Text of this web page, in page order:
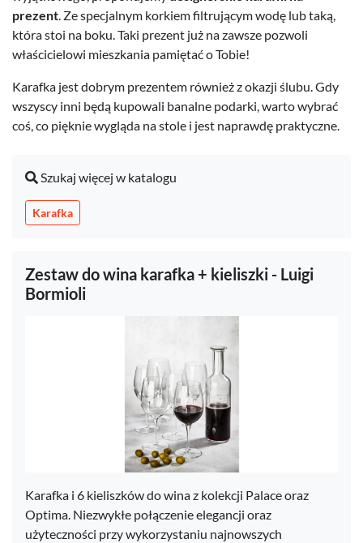
prezent. Ze specjalnym korkiem filtrującym wodę lub taką,
która stoi na boku. Taki prezent już na zawsze pozwoli
właścicielowi mieszkania pamiętać o Tobie!
Karafka jest dobrym prezentem również z okazji ślubu. Gdy
wszyscy inni będą kupowali banalne podarki, warto wybrać
coś, co pięknie wygląda na stole i jest naprawdę praktyczne.
Szukaj więcej w katalogu
Karafka
Zestaw do wina karafka + kieliszki - Luigi
Bormioli
Karafka i 6 kieliszków do wina z kolekcji Palace oraz
Optima. Niezwykłe połączenie elegancji oraz
użyteczności przy wykorzystaniu najnowszych